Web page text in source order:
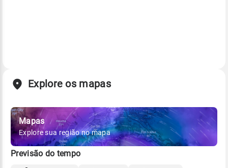
Explore os mapas
Mapas
Explore sua região no mapa
Previsão do tempo